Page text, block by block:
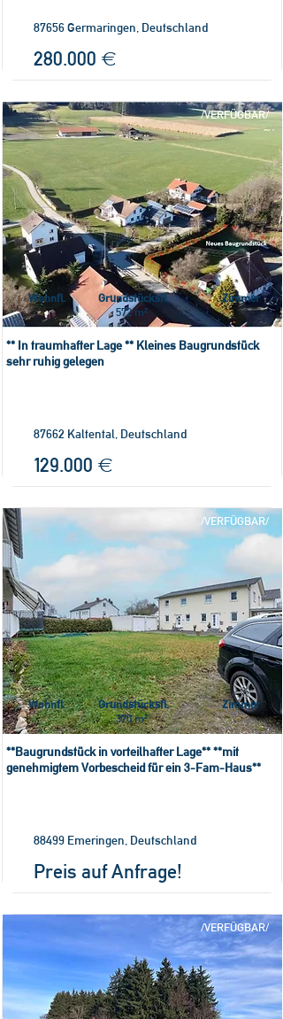
87656 Germaringen, Deutschland
280.000 €
/VERFÜGBAR/
Wohnfl.
Grundstücksfl.
572 m²
Zimmer
** In traumhafter Lage ** Kleines Baugrundstück
sehr ruhig gelegen
87662 Kaltental, Deutschland
129.000 €
/VERFÜGBAR/
Wohnfl.
Grundstücksfl.
370 m²
Zimmer
**Baugrundstück in vorteilhafter Lage** **mit
genehmigtem Vorbescheid für ein 3-Fam-Haus**
88499 Emeringen, Deutschland
Preis auf Anfrage!
/VERFÜGBAR/